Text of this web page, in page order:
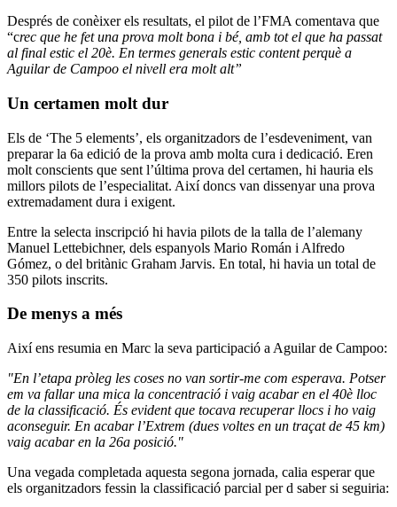
Després de conèixer els resultats, el pilot de l’FMA comentava que
“crec que he fet una prova molt bona i bé, amb tot el que ha passat
al final estic el 20è. En termes generals estic content perquè a
Aguilar de Campoo el nivell era molt alt”
Un certamen molt dur
Els de ‘The 5 elements’, els organitzadors de l’esdeveniment, van
preparar la 6a edició de la prova amb molta cura i dedicació. Eren
molt conscients que sent l’última prova del certamen, hi hauria els
millors pilots de l’especialitat. Així doncs van dissenyar una prova
extremadament dura i exigent.
Entre la selecta inscripció hi havia pilots de la talla de l’alemany
Manuel Lettebichner, dels espanyols Mario Román i Alfredo
Gómez, o del britànic Graham Jarvis. En total, hi havia un total de
350 pilots inscrits.
De menys a més
Així ens resumia en Marc la seva participació a Aguilar de Campoo:
"En l’etapa pròleg les coses no van sortir-me com esperava. Potser
em va fallar una mica la concentració i vaig acabar en el 40è lloc
de la classificació. És evident que tocava recuperar llocs i ho vaig
aconseguir. En acabar l’Extrem (dues voltes en un traçat de 45 km)
vaig acabar en la 26a posició."
Una vegada completada aquesta segona jornada, calia esperar que
els organitzadors fessin la classificació parcial per d saber si seguiria: